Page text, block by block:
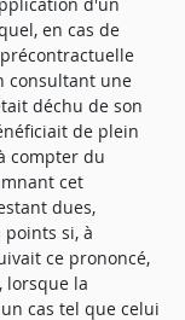
en cas de
consultant une
déchu de son
de plein
compter du
cet
dues,
si, à
ce prononcé,
lorsque la
cas tel que celui